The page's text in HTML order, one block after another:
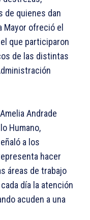
de quienes dan
Mayor ofreció el
que participaron
de las distintas
Andrade
Humano,
a los
hacer
áreas de trabajo
día la atención
acuden a una